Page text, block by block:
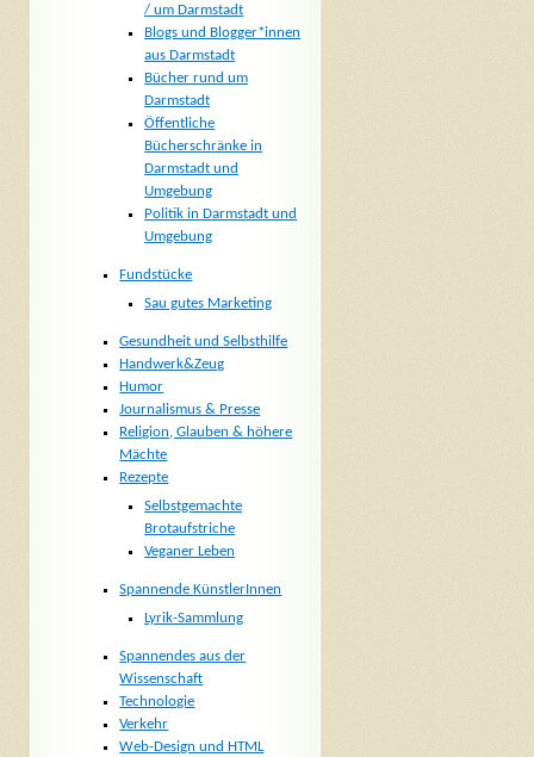
/ um Darmstadt
Blogs und Blogger*innen
aus Darmstadt
Bücher rund um
Darmstadt
Öffentliche
Bücherschränke in
Darmstadt und
Umgebung
Politik in Darmstadt und
Umgebung
Fundstücke
Sau gutes Marketing
Gesundheit und Selbsthilfe
Handwerk&Zeug
Humor
Journalismus & Presse
Religion, Glauben & höhere
Mächte
Rezepte
Selbstgemachte
Brotaufstriche
Veganer Leben
Spannende KünstlerInnen
Lyrik-Sammlung
Spannendes aus der
Wissenschaft
Technologie
Verkehr
Web-Design und HTML